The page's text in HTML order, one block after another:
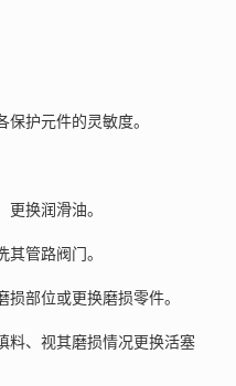
护元件的灵敏度。
换润滑油。
管路阀门。
部位或更换磨损零件。
、视其磨损情况更换活塞